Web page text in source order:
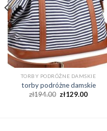
TORBY PODRÓŻNE DAMSKIE
torby podróżne damskie
zł194.00 zł129.00